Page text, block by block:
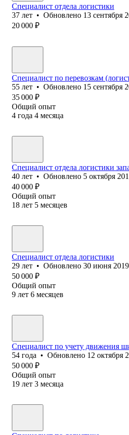
Специалист отдела логистики
37 лет • Обновлено 13 сентября
20 000 ₽
Специалист по перевозкам
55 лет • Обновлено 15 сентября
35 000 ₽
Общий опыт
4 года 4 месяца
Специалист отдела логистики
40 лет • Обновлено 5 октября
40 000 ₽
Общий опыт
18 лет 5 месяцев
Специалист отдела логистики
29 лет • Обновлено 30 июня 2019
50 000 ₽
Общий опыт
9 лет 6 месяцев
Специалист по учету движения
54 года • Обновлено 12 октября
50 000 ₽
Общий опыт
19 лет 3 месяца